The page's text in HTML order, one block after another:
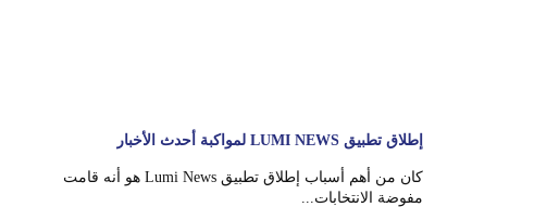
إطلاق تطبيق LUMI NEWS لمواكبة أحدث الأخبار
كان من أهم أسباب إطلاق تطبيق Lumi News هو أنه قامت
مفوضة الانتخابات...